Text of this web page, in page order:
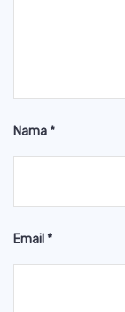
Nama*
Email *